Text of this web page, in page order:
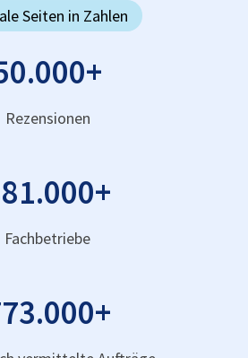
Seiten in Zahlen
+
Rezensionen
+
Fachbetriebe
+